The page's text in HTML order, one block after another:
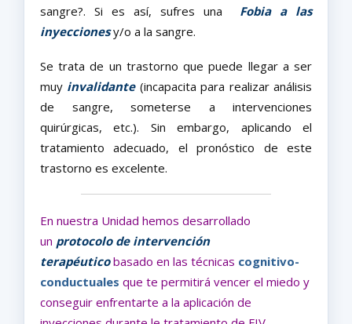
sangre?. Si es así, sufres una
Fobia a las
inyeccionesy/o a la sangre.
Se trata de un trastorno que puede llegar a ser
muy invalidante(incapacita para realizar análisis
de sangre, someterse a intervenciones
quirúrgicas, etc.). Sin embargo, aplicando el
tratamiento adecuado, el pronóstico de este
trastorno es excelente.
En nuestra Unidad hemos desarrollado
un protocolo de intervención
terapéutico basado en las técnicas cognitivo-
conductuales que te permitirá vencer el miedo y
conseguir enfrentarte a la aplicación de